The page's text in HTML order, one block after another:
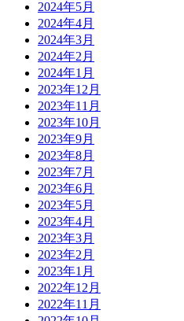
2024年5月
2024年4月
2024年3月
2024年2月
2024年1月
2023年12月
2023年11月
2023年10月
2023年9月
2023年8月
2023年7月
2023年6月
2023年5月
2023年4月
2023年3月
2023年2月
2023年1月
2022年12月
2022年11月